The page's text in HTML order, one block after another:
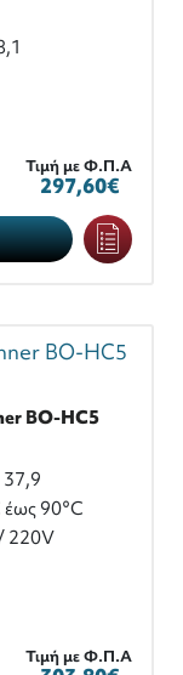
Τιμή με Φ.Π.Α
297,60€
BO-HC5
37,9
έως 90°C
220V
Τιμή με Φ.Π.Α